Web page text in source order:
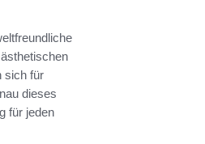
sich für
dieses
für jeden